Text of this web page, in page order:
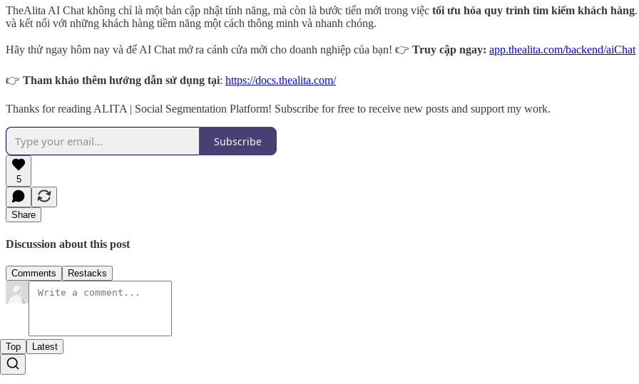
TheAlita AI Chat không chỉ là một bản cập nhật tính năng, mà còn là bước tiến mới trong việc tối ưu hóa quy trình tìm kiếm khách hàng
và kết nối với những khách hàng tiềm năng một cách thông minh và nhanh chóng.
Hãy thử ngay hôm nay và để AI Chat mở ra cánh cửa mới cho doanh nghiệp của bạn! 👉 Truy cập ngay: app.thealita.com/backend/aiChat
👉 Tham khảo thêm hướng dẫn sử dụng tại: https://docs.thealita.com/
Thanks for reading ALITA | Social Segmentation Platform! Subscribe for free to receive new posts and support my work.
Subscribe
5
Share
Discussion about this post
Comments Restacks
Top Latest